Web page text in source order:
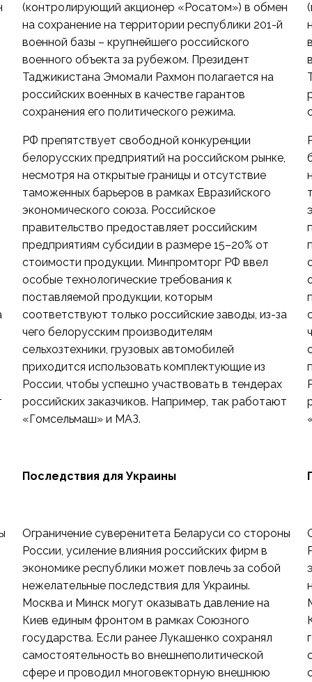
(контролирующий акционер «Росатом») в обмен
на сохранение на территории республики 201-й
военной базы – крупнейшего российского
военного объекта за рубежом. Президент
Таджикистана Эмомали Рахмон полагается на
российских военных в качестве гарантов
сохранения его политического режима.
РФ препятствует свободной конкуренции
белорусских предприятий на российском рынке,
несмотря на открытые границы и отсутствие
таможенных барьеров в рамках Евразийского
экономического союза. Российское
правительство предоставляет российским
предприятиям субсидии в размере 15–20% от
стоимости продукции. Минпромторг РФ ввел
особые технологические требования к
поставляемой продукции, которым
соответствуют только российские заводы, из-за
чего белорусским производителям
сельхозтехники, грузовых автомобилей
приходится использовать комплектующие из
России, чтобы успешно участвовать в тендерах
российских заказчиков. Например, так работают
«Гомсельмаш» и МАЗ.
Последствия для Украины
Ограничение суверенитета Беларуси со стороны
России, усиление влияния российских фирм в
экономике республики может повлечь за собой
нежелательные последствия для Украины.
Москва и Минск могут оказывать давление на
Киев единым фронтом в рамках Союзного
государства. Если ранее Лукашенко сохранял
самостоятельность во внешнеполитической
сфере и проводил многовекторную внешнюю